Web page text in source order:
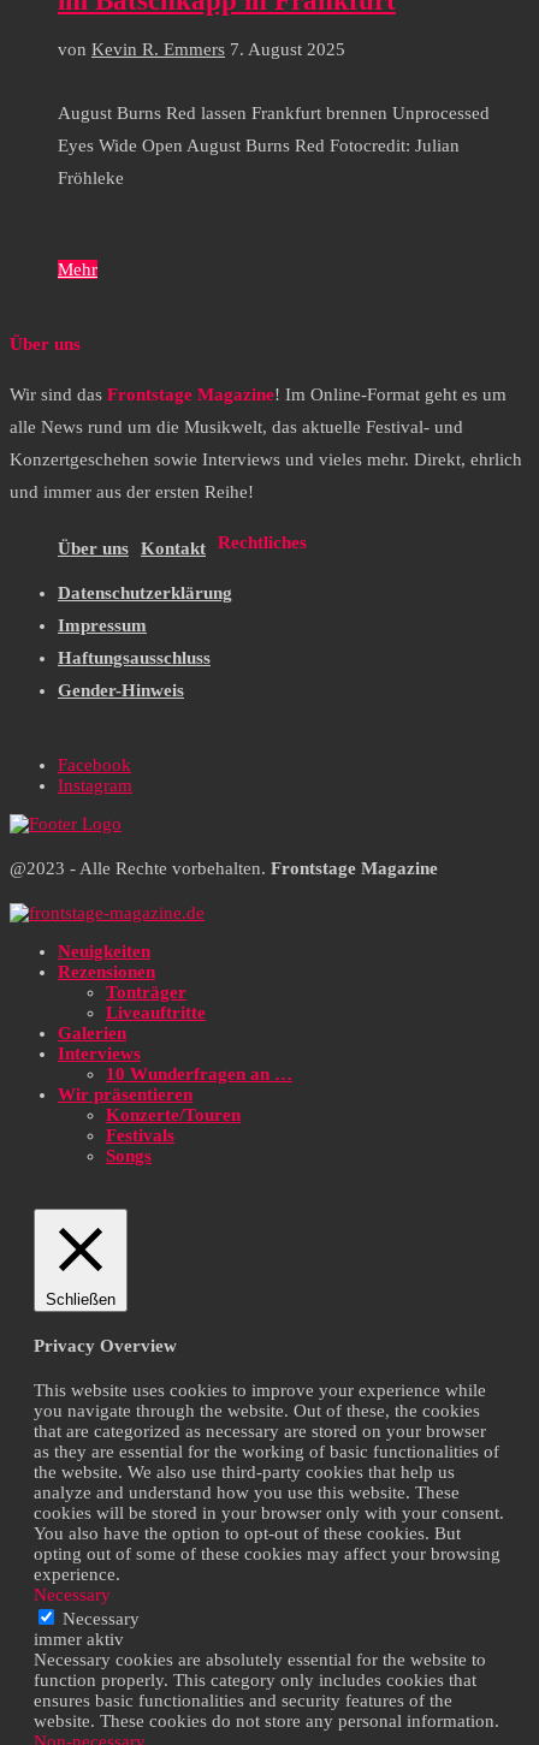
von Kevin R. Emmers 7. August 2025
August Burns Red lassen Frankfurt brennen Unprocessed
Eyes Wide Open August Burns Red Fotocredit: Julian
Fröhleke
Mehr
Über uns
Wir sind das Frontstage Magazine! Im Online-Format geht es um
alle News rund um die Musikwelt, das aktuelle Festival- und
Konzertgeschehen sowie Interviews und vieles mehr. Direkt, ehrlich
und immer aus der ersten Reihe!
Über uns Kontakt Rechtliches
Datenschutzerklärung
Impressum
Haftungsausschluss
Gender-Hinweis
Facebook
Instagram
@2023 - Alle Rechte vorbehalten. Frontstage Magazine
Neuigkeiten
Rezensionen
Tonträger
Liveauftritte
Galerien
Interviews
10 Wunderfragen an …
Wir präsentieren
Konzerte/Touren
Festivals
Songs
Schließen
Privacy Overview
This website uses cookies to improve your experience while
you navigate through the website. Out of these, the cookies
that are categorized as necessary are stored on your browser
as they are essential for the working of basic functionalities of
the website. We also use third-party cookies that help us
analyze and understand how you use this website. These
cookies will be stored in your browser only with your consent.
You also have the option to opt-out of these cookies. But
opting out of some of these cookies may affect your browsing
experience.
Necessary
Necessary
immer aktiv
Necessary cookies are absolutely essential for the website to
function properly. This category only includes cookies that
ensures basic functionalities and security features of the
website. These cookies do not store any personal information.